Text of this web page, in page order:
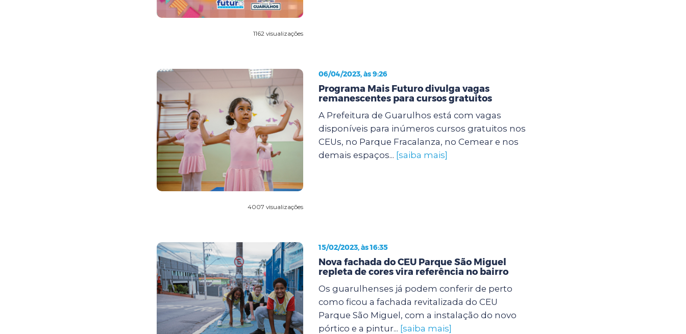
1162 visualizações
4007 visualizações
06/04/2023, às 9:26
Programa Mais Futuro divulga vagas
remanescentes para cursos gratuitos
A Prefeitura de Guarulhos está com vagas
disponíveis para inúmeros cursos gratuitos nos
CEUs, no Parque Fracalanza, no Cemear e nos
demais espaços... [saiba mais]
15/02/2023, às 16:35
Nova fachada do CEU Parque São Miguel
repleta de cores vira referência no bairro
Os guarulhenses já podem conferir de perto
como ficou a fachada revitalizada do CEU
Parque São Miguel, com a instalação do novo
pórtico e a pintur... [saiba mais]